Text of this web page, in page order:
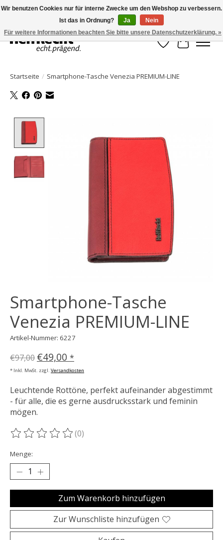
HelfRecht-Planer | Jahresaktualisierungen | Zubehör
Wunschzettel
Ihr
Startseite / Smartphone-Tasche Venezia PREMIUM-LINE
Smartphone-Tasche
Venezia PREMIUM-LINE
Artikel-Nummer: 6227
€97,00 €49,00 *
* Inkl. MwSt. zzgl. Versandkosten
Leuchtende Rottöne, perfekt aufeinander abgestimmt
- für alle, die es gerne ausdrucksstark und feminin
mögen.
Die Bewertung dieses Produkts ist
(0)
Menge:
Zum Warenkorb hinzufügen
Zur Wunschliste hinzufügen
Wir benutzen Cookies nur für interne Zwecke um den Webshop zu verbessern.
Ist das in Ordnung?
Ja
Nein
Für weitere Informationen beachten Sie bitte unsere Datenschutzerklärung. »